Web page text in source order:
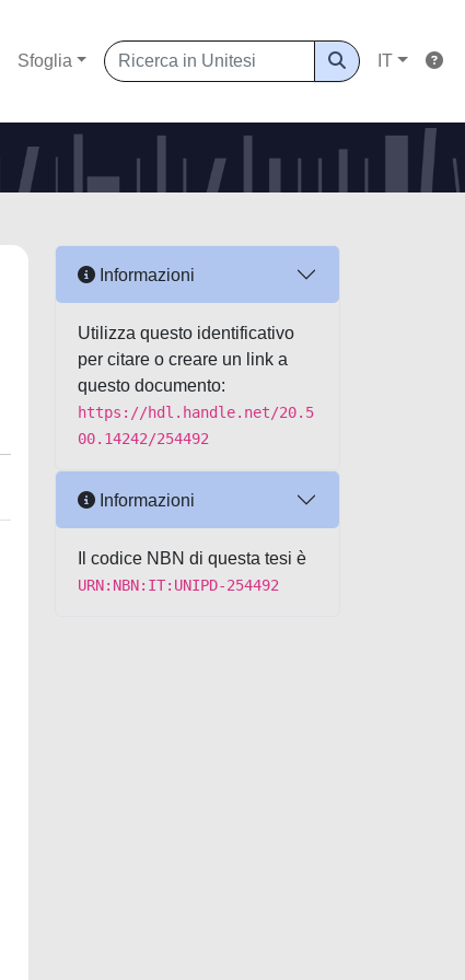
Sfoglia IT
Informazioni
Utilizza questo identificativo
per citare o creare un link a
questo documento:
https://hdl.handle.net/20.5
00.14242/254492
Informazioni
Il codice NBN di questa tesi è
URN:NBN:IT:UNIPD-254492